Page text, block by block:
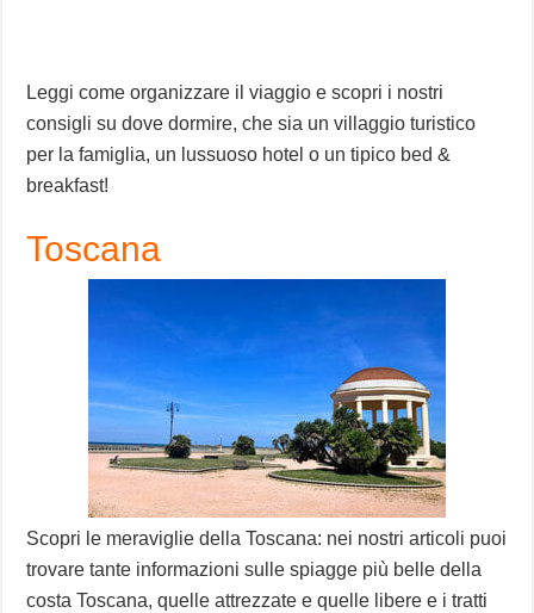
Leggi come organizzare il viaggio e scopri i nostri
consigli su dove dormire, che sia un villaggio turistico
per la famiglia, un lussuoso hotel o un tipico bed &
breakfast!
Toscana
Scopri le meraviglie della Toscana: nei nostri articoli puoi
trovare tante informazioni sulle spiagge più belle della
costa Toscana, quelle attrezzate e quelle libere e i tratti